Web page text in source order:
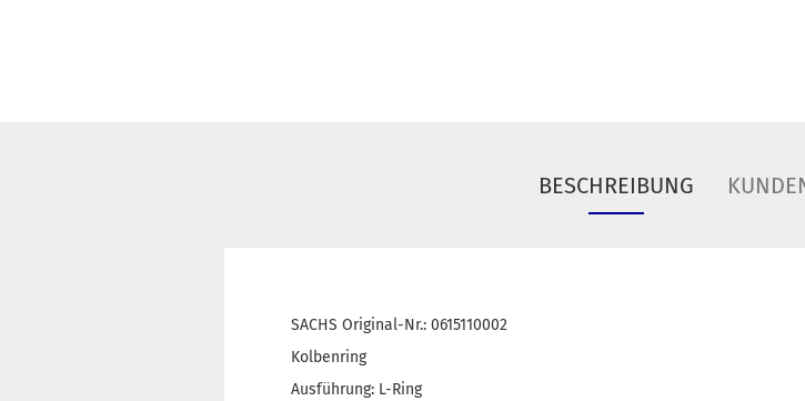
BESCHREIBUNG
SACHS Original-Nr.: 0615110002
Kolbenring
Ausführung: L-Ring